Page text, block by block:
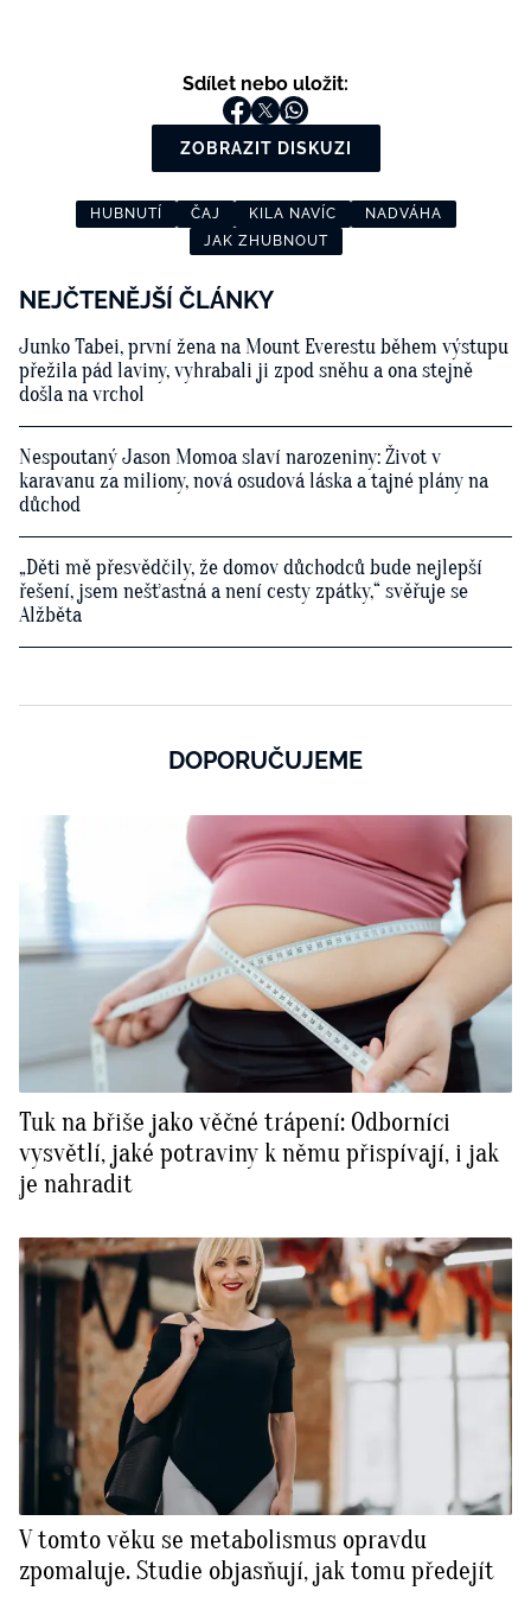
Sdílet nebo uložit:
ZOBRAZIT DISKUZI
HUBNUTÍ ČAJ KILA NAVÍC
NADVÁHA
JAK ZHUBNOUT
NEJČTENĚJŠÍ ČLÁNKY
Junko Tabei, první žena na Mount Everestu během výstupu
přežila pád laviny, vyhrabali ji zpod sněhu a ona stejně
došla na vrchol
Nespoutaný Jason Momoa slaví narozeniny: Život v
karavanu za miliony, nová osudová láska a tajné plány na
důchod
„Děti mě přesvědčily, že domov důchodců bude nejlepší
řešení, jsem nešťastná a není cesty zpátky,“ svěřuje se
Alžběta
DOPORUČUJEME
Tuk na břiše jako věčné trápení: Odborníci
vysvětlí, jaké potraviny k němu přispívají, i jak
je nahradit
V tomto věku se metabolismus opravdu
zpomaluje. Studie objasňují, jak tomu předejít